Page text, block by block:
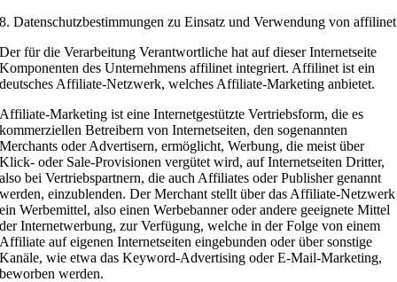
8. Datenschutzbestimmungen zu Einsatz und Verwendung von affilinet
Der für die Verarbeitung Verantwortliche hat auf dieser Internetseite
Komponenten des Unternehmens affilinet integriert. Affilinet ist ein
deutsches Affiliate-Netzwerk, welches Affiliate-Marketing anbietet.
Affiliate-Marketing ist eine Internetgestützte Vertriebsform, die es
kommerziellen Betreibern von Internetseiten, den sogenannten
Merchants oder Advertisern, ermöglicht, Werbung, die meist über
Klick- oder Sale-Provisionen vergütet wird, auf Internetseiten Dritter,
also bei Vertriebspartnern, die auch Affiliates oder Publisher genannt
werden, einzublenden. Der Merchant stellt über das Affiliate-Netzwerk
ein Werbemittel, also einen Werbebanner oder andere geeignete Mittel
der Internetwerbung, zur Verfügung, welche in der Folge von einem
Affiliate auf eigenen Internetseiten eingebunden oder über sonstige
Kanäle, wie etwa das Keyword-Advertising oder E-Mail-Marketing,
beworben werden.